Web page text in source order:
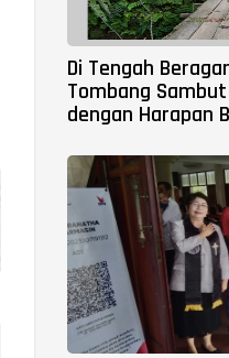
Di Tengah
Tombang
dengan Harapan